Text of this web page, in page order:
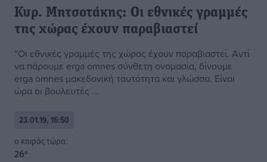
Κυρ. Μητσοτάκης: Οι εθνικές γραμμές
της χώρας έχουν παραβιαστεί
“Οι εθνικές γραμμές της χώρας έχουν παραβιαστεί. Αντί
να πάρουμε erga omnes σύνθετη ονομασία, δίνουμε
erga omnes μακεδονική ταυτότητα και γλώσσα. Είναι
ώρα οι βουλευτές ...
23.01.19, 16:50
o καιρός τώρα:
26°